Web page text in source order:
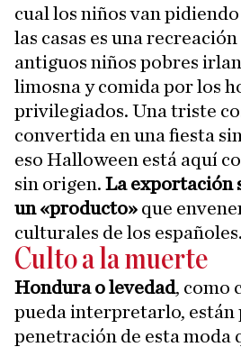
cual los niños van
las casas es una
antiguos niños pobres
limosna y comida por los
privilegiados. Una triste
convertida en una fiesta
eso Halloween está aquí
sin origen. La exportación
un «producto» que
culturales de los españoles.
Culto a la muerte
Hondura o levedad, como
pueda interpretarlo, están
penetración de esta moda